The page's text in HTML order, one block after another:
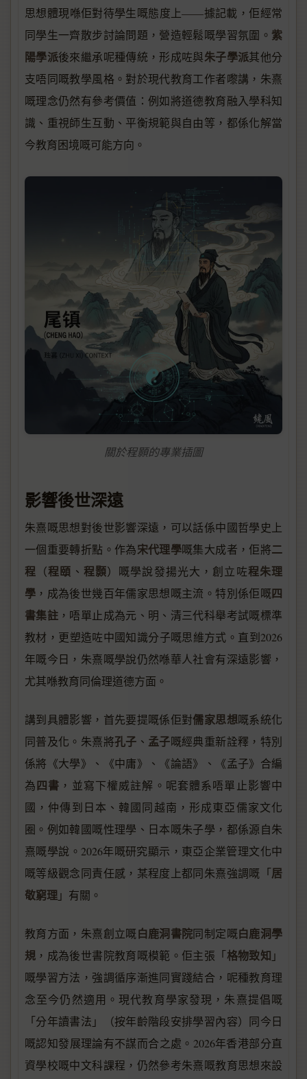
思想體現喺佢對待學生嘅態度上——據記載，佢經常
同學生一齊散步討論問題，營造輕鬆嘅學習氛圍。 紫
陽學派後來繼承呢種傳統，形成咗與朱子學派其他分
支唔同嘅教學風格。對於現代教育工作者嚟講，朱熹
嘅理念仍然有參考價值：例如將道德教育融入學科知
識、重視師生互動、平衡規範與自由等，都係化解當
今教育困境嘅可能方向。
關於程顥的專業插圖
影響後世深遠
朱熹嘅思想對後世影響深遠，可以話係中國哲學史上
一個重要轉折點。作為宋代理學嘅集大成者，佢將二
程 （程頤 、 程顥）嘅學說發揚光大，創立咗程朱理
學 ，成為後世幾百年儒家思想嘅主流。特別係佢嘅四
書集註 ，唔單止成為元、明、清三代科舉考試嘅標準
教材，更塑造咗中國知識分子嘅思維方式。直到2026
年嘅今日，朱熹嘅學說仍然喺華人社會有深遠影響，
尤其喺教育同倫理道德方面。
講到具體影響，首先要提嘅係佢對儒家思想嘅系統化
同普及化。朱熹將孔子 、 孟子嘅經典重新詮釋，特別
係將《大學》、《中庸》、《論語》、《孟子》合編
為四書 ，並寫下權威註解。呢套體系唔單止影響中
國，仲傳到日本、韓國同越南，形成東亞儒家文化
圈。例如韓國嘅性理學、日本嘅朱子學，都係源自朱
熹嘅學說。2026年嘅研究顯示，東亞企業管理文化中
嘅等級觀念同責任感，某程度上都同朱熹強調嘅「居
敬窮理」有關。
教育方面，朱熹創立嘅白鹿洞書院同制定嘅白鹿洞學
規 ，成為後世書院教育嘅模範。佢主張「格物致知 」
嘅學習方法，強調循序漸進同實踐結合，呢種教育理
念至今仍然適用。現代教育學家發現，朱熹提倡嘅
「分年讀書法」（按年齡階段安排學習內容）同今日
嘅認知發展理論有不謀而合之處。2026年香港部分直
資學校嘅中文科課程，仍然參考朱熹嘅教育思想來設